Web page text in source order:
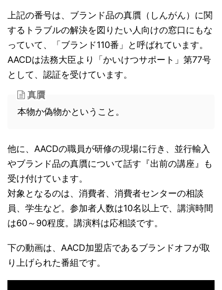
上記の番号は、ブランド品の真贋（しんがん）に関
するトラブルの解決を図りたい人向けの窓口にもな
っていて、「ブランド110番」と呼ばれています。
AACDは法務大臣より「かいけつサポート」第77号
として、認証を受けています。
真贋
本物か偽物かということ。
他に、AACDの職員が研修の現場に行き、並行輸入
やブランド品の真贋について話す『出前の講座』も
受け付けています。
対象となるのは、消費者、消費者センターの相談
員、学生など。参加者人数は10名以上で、講演時間
は60～90程度。講演料は応相談です。
下の動画は、AACD加盟店であるブランドオフが取
り上げられた番組です。